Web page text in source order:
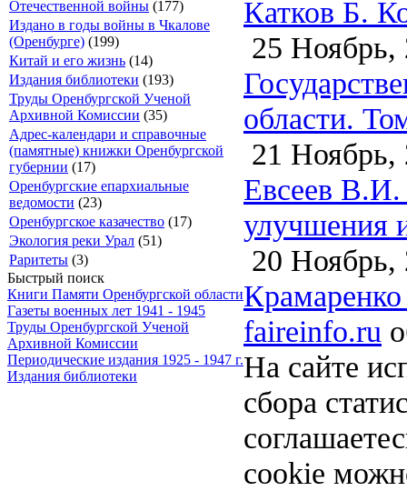
Отечественной войны (177)
Издано в годы войны в Чкалове
(Оренбурге) (199)
Китай и его жизнь (14)
Издания библиотеки (193)
Труды Оренбургской Ученой
Архивной Комиссии (35)
Адрес-календари и справочные
(памятные) книжки Оренбургской
губернии (17)
Оренбургские епархиальные
ведомости (23)
Оренбургское казачество (17)
Экология реки Урал (51)
Раритеты (3)
Быстрый поиск
Книги Памяти Оренбургской области
Газеты военных лет 1941 - 1945
Труды Оренбургской Ученой
Архивной Комиссии
Периодические издания 1925 - 1947 г.
Издания библиотеки
Катков Б.
25 Ноябрь,
области.
21 Ноябрь,
Евсеев В.И.
улучшения
20 Ноябрь,
faireinfo.ru
На сайте
сбора
cookie